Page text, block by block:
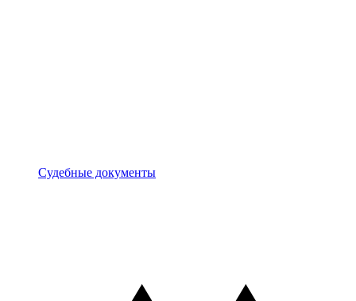
Документы
Судебные документы